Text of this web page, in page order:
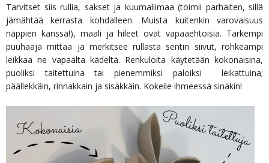
Tarvitset siis rullia, sakset ja kuumaliimaa (toimii parhaiten, sillä
jämähtää kerrasta kohdalleen. Muista kuitenkin varovaisuus
näppien kanssa!), maali ja hileet ovat vapaaehtoisia. Tarkempi
puuhaaja mittaa ja merkitsee rullasta sentin siivut, rohkeampi
leikkaa ne vapaalta kädeltä. Renkuloita käytetään kokonaisina,
puoliksi taitettuina tai pienemmiksi paloiksi leikattuina;
päällekkäin, rinnakkain ja sisäkkäin. Kokeile ihmeessä sinäkin!